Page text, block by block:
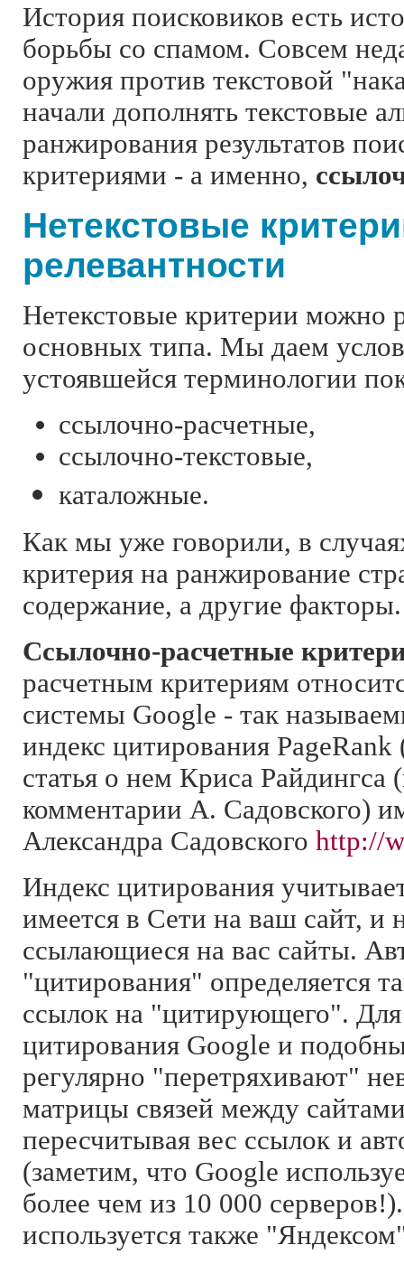
История поисковиков есть
борьбы со спамом. Совсем
оружия против текстовой
начали дополнять текстовые
ранжирования результатов
критериями - а именно,
Нетекстовые
релевантности
Нетекстовые критерии можно
основных типа. Мы даем
устоявшейся терминологии
ссылочно-расчетные,
ссылочно-текстовые,
каталожные.
Как мы уже говорили, в
критерия на ранжирование
содержание, а другие факторы.
Ссылочно-расчетные
расчетным критериям
системы Google - так
индекс цитирования
статья о нем Криса Райдингса
комментарии А. Садовского)
Александра Садовского http://
Индекс цитирования
имеется в Сети на ваш сайт, и
ссылающиеся на вас сайты.
"цитирования" определяется
ссылок на "цитирующего". Для
цитирования Google и
регулярно "перетряхивают"
матрицы связей между
пересчитывая вес ссылок и
(заметим, что Google
более чем из 10 000
используется также